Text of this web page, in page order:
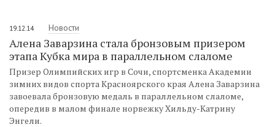
19.12.14 Новости
Алена Заварзина стала бронзовым призером
этапа Кубка мира в параллельном слаломе
Призер Олимпийских игр в Сочи, спортсменка Академии
зимних видов спорта Красноярского края Алена Заварзина
завоевала бронзовую медаль в параллельном слаломе,
опередив в малом финале норвежку Хильду-Катрину
Энгели.